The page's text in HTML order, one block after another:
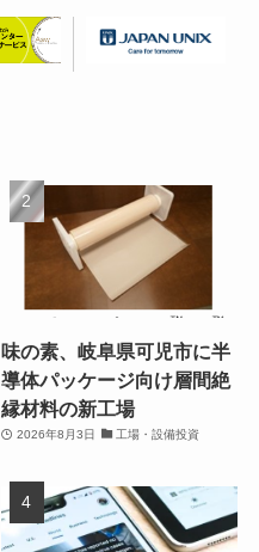
味の素、岐阜県可児市に半
導体パッケージ向け層間絶
縁材料の新工場
2026年8月3日 工場・設備投資